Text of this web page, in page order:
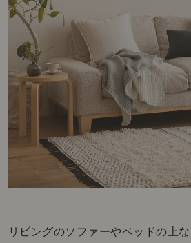
リビングのソファーやベッドの上な